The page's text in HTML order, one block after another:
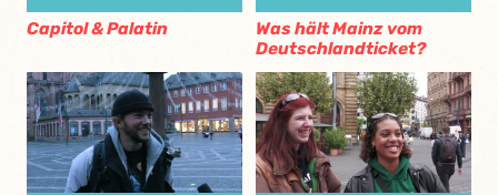
Capitol & Palatin
Was hält Mainz vom
Deutschlandticket?